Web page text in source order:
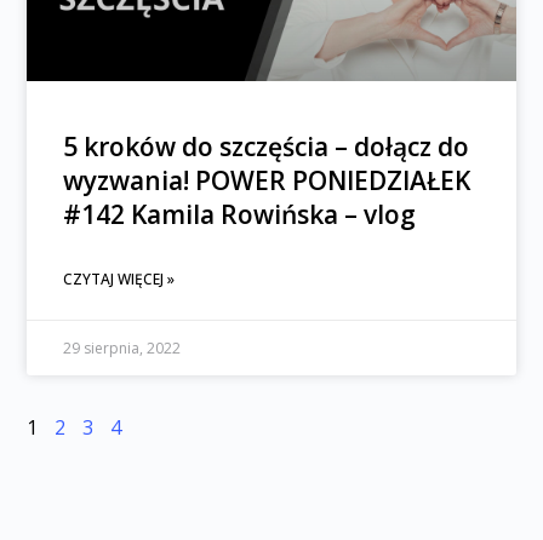
5 kroków do szczęścia – dołącz do
wyzwania! POWER PONIEDZIAŁEK
#142 Kamila Rowińska – vlog
CZYTAJ WIĘCEJ »
29 sierpnia, 2022
1 2 3 4